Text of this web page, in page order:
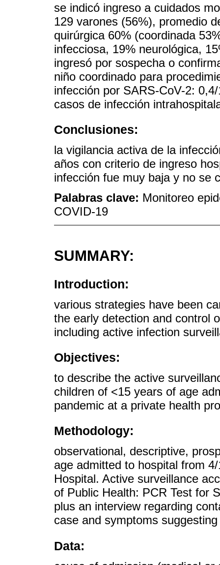
se indicó ingreso a cuidados
129 varones (56%), promedio
quirúrgica 60% (coordinada
infecciosa, 19% neurológica,
ingresó por sospecha o
niño coordinado para
infección por SARS-CoV-2:
casos de infección
Conclusiones:
la vigilancia activa de la
años con criterio de ingreso
infección fue muy baja y no se
Palabras clave: Monitoreo
COVID-19
SUMMARY:
Introduction:
various strategies have been
the early detection and control
including active infection
Objectives:
to describe the active
children of <15 years of age
pandemic at a private health
Methodology:
observational, descriptive,
age admitted to hospital from
Hospital. Active surveillance
of Public Health: PCR Test for
plus an interview regarding
case and symptoms
Data: